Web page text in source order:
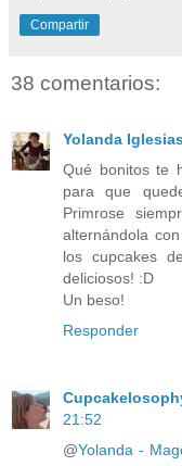
Compartir
38 comentarios:
Yolanda
Qué bonitos te
para que
Primrose
alternándola
los cupcakes
deliciosos! :D
Un beso!
Responder
21:52
@Yolanda -